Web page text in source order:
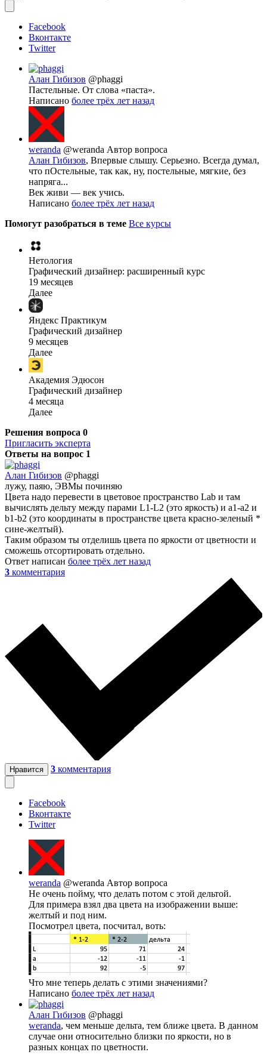
Facebook
Вконтакте
Twitter
Алан Гибизов @phaggi
Пастельные. От слова «паста».
Написано более трёх лет назад
weranda @weranda Автор вопроса
Алан Гибизов, Впервые слышу. Серьезно. Всегда думал,
что пОстельные, так как, ну, постельные, мягкие, без
напряга...
Век живи — век учись.
Написано более трёх лет назад
Помогут разобраться в теме Все курсы
Нетология
Графический дизайнер: расширенный курс
19 месяцев
Далее
Яндекс Практикум
Графический дизайнер
9 месяцев
Далее
Академия Эдюсон
Графический дизайнер
4 месяца
Далее
Решения вопроса 0
Пригласить эксперта
Ответы на вопрос 1
Алан Гибизов @phaggi
лужу, паяю, ЭВМы починяю
Цвета надо перевести в цветовое пространство Lab и там
вычислять дельту между парами L1-L2 (это яркость) и a1-a2 и
b1-b2 (это координаты в пространстве цвета красно-зеленый *
сине-желтый).
Таким образом ты отделишь цвета по яркости от цветности и
сможешь отсортировать отдельно.
Ответ написан более трёх лет назад
3 комментария
Нравится 3 комментария
Facebook
Вконтакте
Twitter
weranda @weranda Автор вопроса
Не очень пойму, что делать потом с этой дельтой.
Для примера взял два цвета на изображении выше:
желтый и под ним.
Посмотрел цвета, посчитал, воть:
Что мне теперь делать с этими значениями?
Написано более трёх лет назад
Алан Гибизов @phaggi
weranda, чем меньше дельта, тем ближе цвета. В данном
случае они относительно близки по яркости, но в
разных концах по цветности.